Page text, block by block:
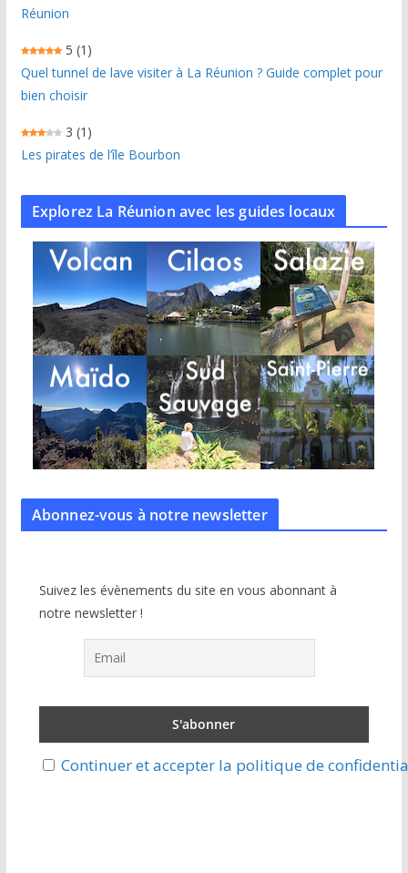
Réunion
5 (1)
Quel tunnel de lave visiter à La Réunion ? Guide complet pour
bien choisir
3 (1)
Les pirates de l’île Bourbon
Explorez La Réunion avec les guides locaux
Abonnez-vous à notre newsletter
Suivez les évènements du site en vous abonnant à
notre newsletter !
Continuer et accepter la politique de